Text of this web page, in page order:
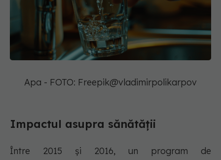
Apa - FOTO: Freepik@vladimirpolikarpov
Impactul asupra sănătății
Între 2015 și 2016, un program de